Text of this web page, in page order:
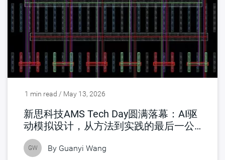
1 min read / May 13, 2026
新思科技AMS Tech Day圆满落幕：AI驱
动模拟设计，从方法到实践的最后一公
里
GW By Guanyi Wang